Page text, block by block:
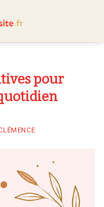
pour